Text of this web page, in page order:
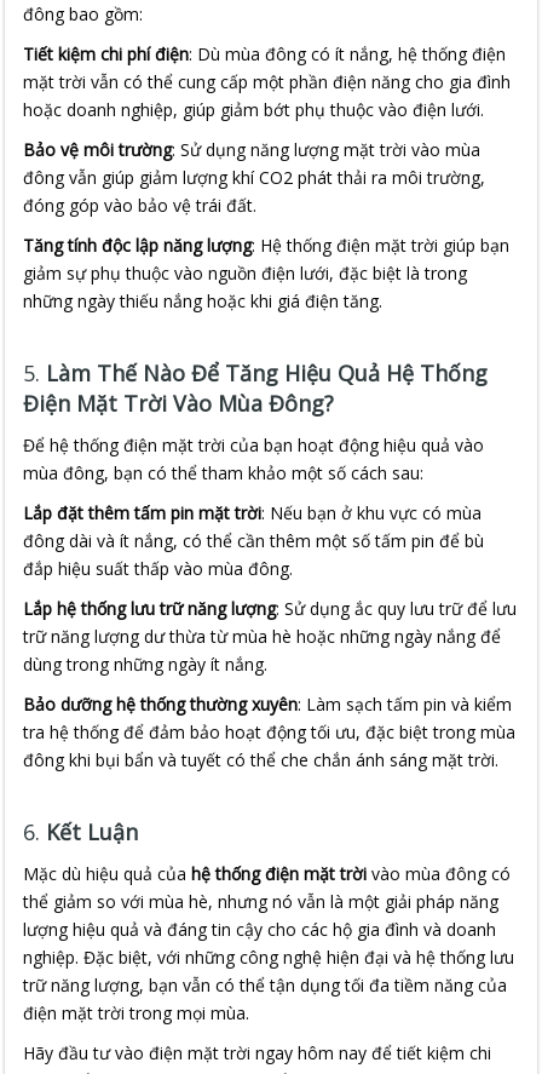
đông bao gồm:
Tiết kiệm chi phí điện: Dù mùa đông có ít nắng, hệ thống điện
mặt trời vẫn có thể cung cấp một phần điện năng cho gia đình
hoặc doanh nghiệp, giúp giảm bớt phụ thuộc vào điện lưới.
Bảo vệ môi trường: Sử dụng năng lượng mặt trời vào mùa
đông vẫn giúp giảm lượng khí CO2 phát thải ra môi trường,
đóng góp vào bảo vệ trái đất.
Tăng tính độc lập năng lượng: Hệ thống điện mặt trời giúp bạn
giảm sự phụ thuộc vào nguồn điện lưới, đặc biệt là trong
những ngày thiếu nắng hoặc khi giá điện tăng.
5. Làm Thế Nào Để Tăng Hiệu Quả Hệ Thống
Điện Mặt Trời Vào Mùa Đông?
Để hệ thống điện mặt trời của bạn hoạt động hiệu quả vào
mùa đông, bạn có thể tham khảo một số cách sau:
Lắp đặt thêm tấm pin mặt trời: Nếu bạn ở khu vực có mùa
đông dài và ít nắng, có thể cần thêm một số tấm pin để bù
đắp hiệu suất thấp vào mùa đông.
Lắp hệ thống lưu trữ năng lượng: Sử dụng ắc quy lưu trữ để lưu
trữ năng lượng dư thừa từ mùa hè hoặc những ngày nắng để
dùng trong những ngày ít nắng.
Bảo dưỡng hệ thống thường xuyên: Làm sạch tấm pin và kiểm
tra hệ thống để đảm bảo hoạt động tối ưu, đặc biệt trong mùa
đông khi bụi bẩn và tuyết có thể che chắn ánh sáng mặt trời.
6. Kết Luận
Mặc dù hiệu quả của hệ thống điện mặt trời vào mùa đông có
thể giảm so với mùa hè, nhưng nó vẫn là một giải pháp năng
lượng hiệu quả và đáng tin cậy cho các hộ gia đình và doanh
nghiệp. Đặc biệt, với những công nghệ hiện đại và hệ thống lưu
trữ năng lượng, bạn vẫn có thể tận dụng tối đa tiềm năng của
điện mặt trời trong mọi mùa.
Hãy đầu tư vào điện mặt trời ngay hôm nay để tiết kiệm chi